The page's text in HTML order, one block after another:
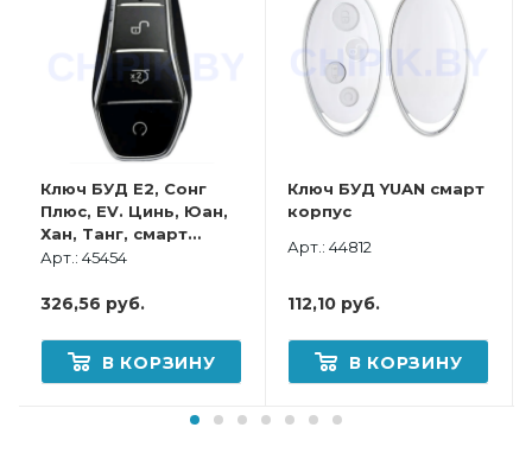
Ключ БУД Е2, Сонг
Плюс, EV. Цинь, Юан,
Хан, Танг, смарт
корпус с платой,
Арт.: 45454
326,56 руб.
В КОРЗИНУ
Ключ БУД YUAN смарт
корпус
Арт.: 44812
112,10 руб.
В КОРЗИНУ